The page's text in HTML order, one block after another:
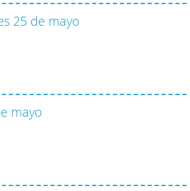
25 de mayo
mayo